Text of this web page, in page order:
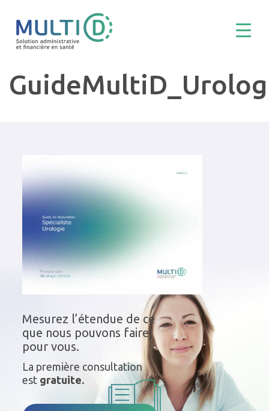
Mesurez l’étendue de ce
que nous pouvons faire
pour vous.
La première consultation
est gratuite.